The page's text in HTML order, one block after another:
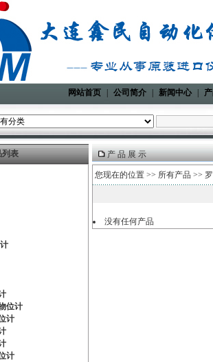
网站首页 公司简介 新闻中心
表
位计
计
计
产 品 展 示
您现在的位置 >> 所有产品 >>
没有任何产品